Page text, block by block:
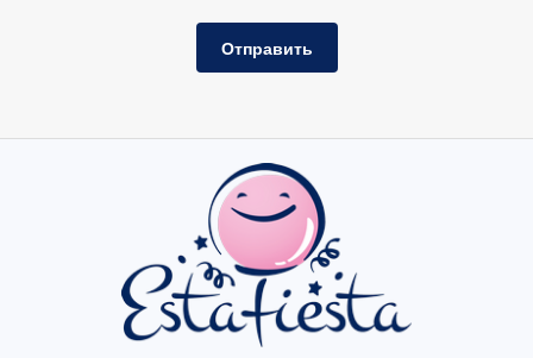
Отправить